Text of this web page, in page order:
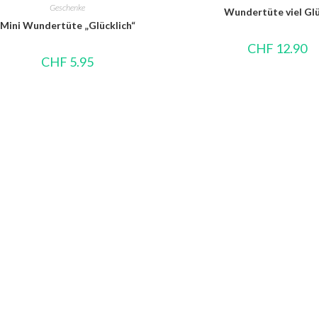
Geschenke
Mini Wundertüte „Glücklich“
CHF 5.95
Wundertüte viel
CHF 12.90